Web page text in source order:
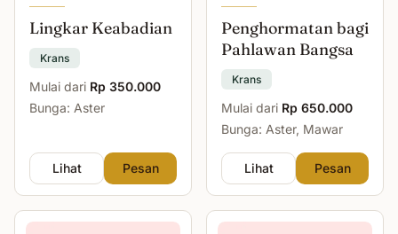
Lingkar Keabadian
Krans
Mulai dari Rp 350.000
Bunga: Aster
Lihat Pesan
Penghormatan bagi
Pahlawan Bangsa
Krans
Mulai dari Rp 650.000
Bunga: Aster, Mawar
Lihat Pesan